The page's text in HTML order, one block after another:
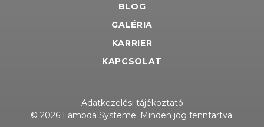
BLOG
GALÉRIA
KARRIER
KAPCSOLAT
Adatkezelési tájékoztató
© 2026 Lambda Systeme. Minden jog fenntartva.